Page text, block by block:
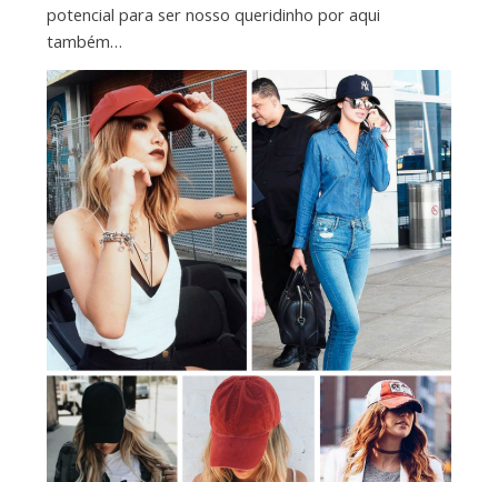
potencial para ser nosso queridinho por aqui
também…